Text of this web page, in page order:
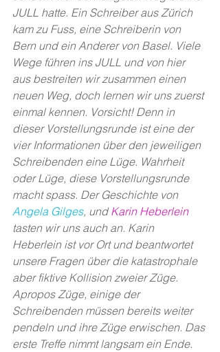
JULL hatte. Ein Schreiber aus Zürich
kam zu Fuss, eine Schreiberin von
Bern und ein Anderer von Basel. Viele
Wege führen ins JULL und von hier
aus bestreiten wir zusammen einen
neuen Weg, doch lernen wir uns zuerst
einmal kennen. Vorsicht! Denn in
dieser Vorstellungsrunde ist eine der
vier Informationen über den jeweiligen
Schreibenden eine Lüge. Wahrheit
oder Lüge, diese Vorstellungsrunde
macht spass. Der Geschichte von
Angela Gilges, und Karin Heberlein
tasten wir uns auch an. Karin
Heberlein ist vor Ort und beantwortet
unsere Fragen über die katastrophale
aber fiktive Kollision zweier Züge.
Apropos Züge, einige der
Schreibenden müssen bereits weiter
pendeln und ihre Züge erwischen. Das
erste Treffe nimmt langsam ein Ende.